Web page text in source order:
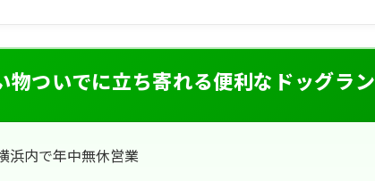
物ついでに立ち寄れる便利なドッグラン
浜内で年中無休営業